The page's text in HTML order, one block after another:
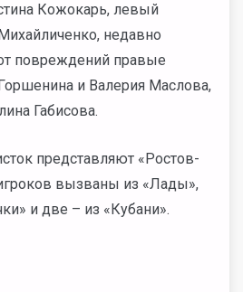
Кожокарь, левый
недавно
повреждений правые
и Валерия Маслова,
Габисова.
представляют «Ростов-
вызваны из «Лады»,
и две – из «Кубани».